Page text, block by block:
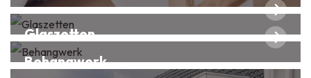
Glaszetten
Behangwerk